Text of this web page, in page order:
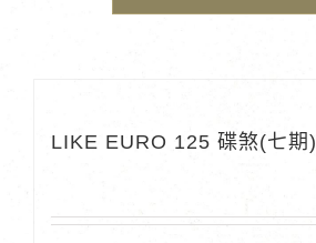
LIKE EURO 125 碟煞(七期)